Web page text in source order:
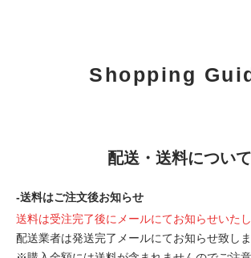
Shopping
配送・送料について
-送料はご注文後お知らせ
送料は受注完了後にメールにてお知らせいたし
配送業者は発送完了メールにてお知らせ致しま